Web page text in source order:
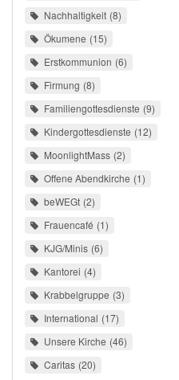
Nachhaltigkeit 8
Ökumene 15
Erstkommunion 6
Firmung 8
Familiengottesdienste 9
Kindergottesdienste 12
MoonlightMass 2
Offene Abendkirche 1
beWEGt 2
Frauencafé 1
KJG/Minis 6
Kantorei 4
Krabbelgruppe 3
International 17
Unsere Kirche 46
Caritas 20